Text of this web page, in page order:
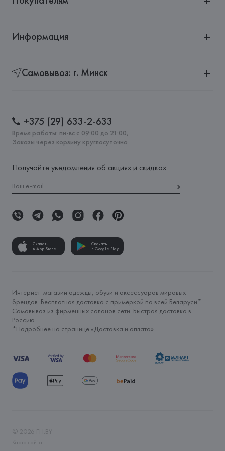
Информация
Самовывоз: г. Минск
+375 (29) 633-2-633
Время работы: пн-вс с 09:00 до 21:00,
Заказы через корзину круглосуточно
Получайте уведомления об акциях и скидках:
Скачать
в App Store
Скачать
в Google Play
Интернет-магазин одежды, обуви и аксессуаров мировых
брендов. Бесплатная доставка с примеркой по всей Беларуси*.
Самовывоз из фирменных салонов сети. Быстрая доставка в
Россию.
*Подробнее на странице «Доставка и оплата»
© 2026 FH.BY
Карта сайта